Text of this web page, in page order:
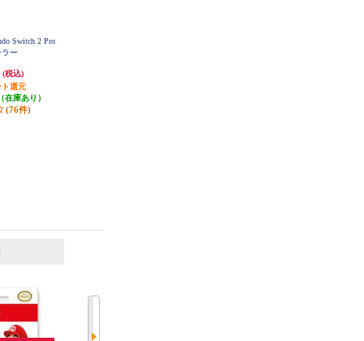
Switch 2 Pro
ラー
(税込)
ト還元
在庫あり）
(76件)